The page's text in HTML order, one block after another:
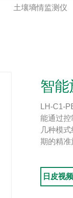
土壤墒情监测仪
智能
LH-C1-
能通过控
几种模式
期的精准施
日皮视